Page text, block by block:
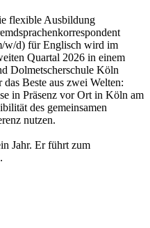
flexible Ausbildung
w/d) für Englisch wird im
Quartal 2026 in einem
Dolmetscherschule Köln
Beste aus zwei Welten:
in Präsenz vor Ort in Köln am
des gemeinsamen
nutzen.
Jahr. Er führt zum